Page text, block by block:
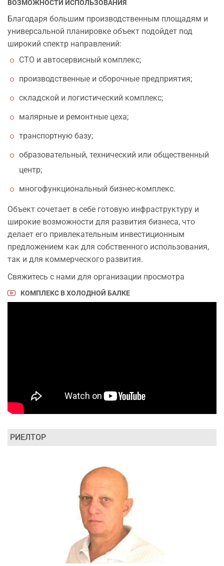
ВОЗМОЖНОСТИ ИСПОЛЬЗОВАНИЯ
Благодаря большим производственным площадям и
универсальной планировке объект подойдет под
широкий спектр направлений:
СТО и автосервисный комплекс;
производственные и сборочные предприятия;
складской и логистический комплекс;
малярные и ремонтные цеха;
транспортную базу;
образовательный, технический или общественный
центр;
многофункциональный бизнес-комплекс.
Объект сочетает в себе готовую инфраструктуру и
широкие возможности для развития бизнеса, что
делает его привлекательным инвестиционным
предложением как для собственного использования,
так и для коммерческого развития.
Свяжитесь с нами для организации просмотра
КОМПЛЕКС В ХОЛОДНОЙ БАЛКЕ
РИЕЛТОР